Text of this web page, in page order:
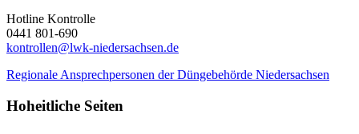
Hotline Kontrolle
0441 801-690
kontrollen@lwk-niedersachsen.de
Regionale Ansprechpersonen der Düngebehörde Niedersachsen
Hoheitliche Seiten